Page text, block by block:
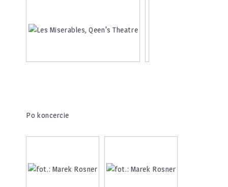
Po koncercie